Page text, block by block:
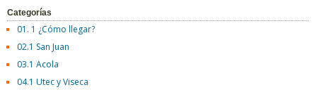
Categorías
01. 1 ¿Cómo llegar?
02.1 San Juan
03.1 Acola
04.1 Utec y Viseca